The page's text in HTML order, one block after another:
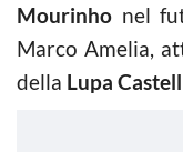
Mourinho nel
Marco Amelia,
della Lupa